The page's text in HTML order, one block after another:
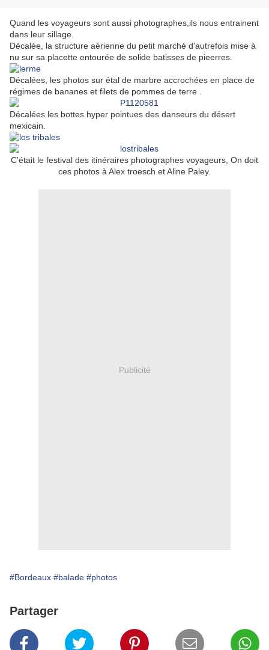
Quand les voyageurs sont aussi photographes,ils nous entrainent
dans leur sillage.
Décalée, la structure aérienne du petit marché d'autrefois mise à
nu sur sa placette entourée de solide batisses de pieerres.
Décalées, les photos sur étal de marbre accrochées en place de
régimes de bananes et filets de pommes de terre .
Décalées les bottes hyper pointues des danseurs du désert
mexicain.
C'était le festival des itinéraires photographes voyageurs, On doit
ces photos à Alex troesch et Aline Paley.
Publicité
#Bordeaux #balade #photos
Partager